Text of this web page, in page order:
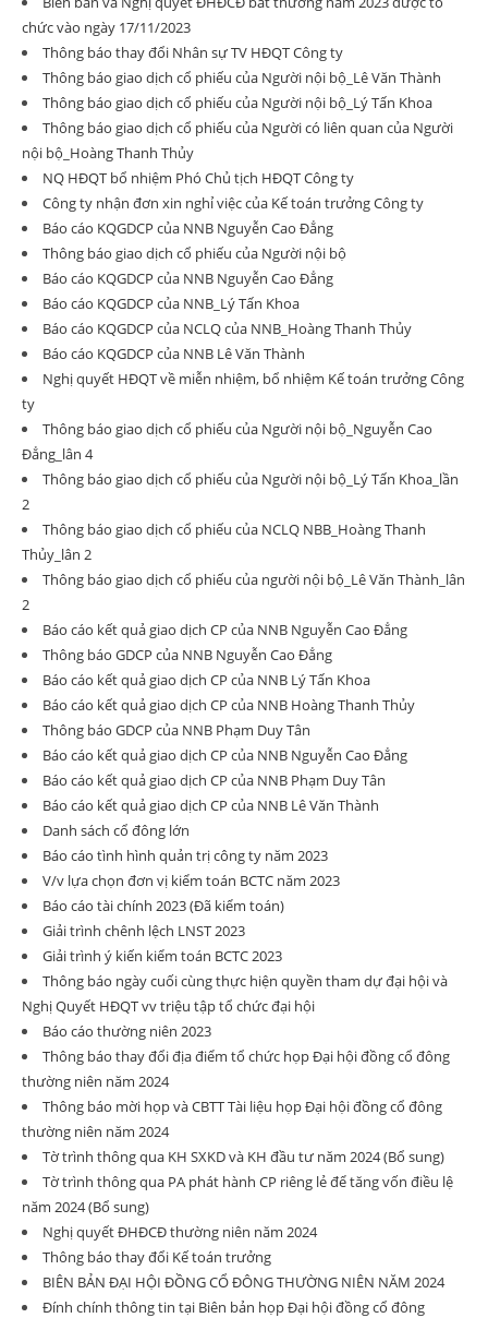
chức vào ngày 17/11/2023
Thông báo thay đổi Nhân sự TV HĐQT Công ty
Thông báo giao dịch cổ phiếu của Người nội bộ_Lê Văn Thành
Thông báo giao dịch cổ phiếu của Người nội bộ_Lý Tấn Khoa
Thông báo giao dịch cổ phiếu của Người có liên quan của Người
nội bộ_Hoàng Thanh Thủy
NQ HĐQT bổ nhiệm Phó Chủ tịch HĐQT Công ty
Công ty nhận đơn xin nghỉ việc của Kế toán trưởng Công ty
Báo cáo KQGDCP của NNB Nguyễn Cao Đẳng
Thông báo giao dịch cổ phiếu của Người nội bộ
Báo cáo KQGDCP của NNB Nguyễn Cao Đẳng
Báo cáo KQGDCP của NNB_Lý Tấn Khoa
Báo cáo KQGDCP của NCLQ của NNB_Hoàng Thanh Thủy
Báo cáo KQGDCP của NNB Lê Văn Thành
Nghị quyết HĐQT về miễn nhiệm, bổ nhiệm Kế toán trưởng Công
ty
Thông báo giao dịch cổ phiếu của Người nội bộ_Nguyễn Cao
Đẳng_lân 4
Thông báo giao dịch cổ phiếu của Người nội bộ_Lý Tấn Khoa_lần
2
Thông báo giao dịch cổ phiếu của NCLQ NBB_Hoàng Thanh
Thủy_lân 2
Thông báo giao dịch cổ phiếu của người nội bộ_Lê Văn Thành_lân
2
Báo cáo kết quả giao dịch CP của NNB Nguyễn Cao Đẳng
Thông báo GDCP của NNB Nguyễn Cao Đẳng
Báo cáo kết quả giao dịch CP của NNB Lý Tấn Khoa
Báo cáo kết quả giao dịch CP của NNB Hoàng Thanh Thủy
Thông báo GDCP của NNB Phạm Duy Tân
Báo cáo kết quả giao dịch CP của NNB Nguyễn Cao Đẳng
Báo cáo kết quả giao dịch CP của NNB Phạm Duy Tân
Báo cáo kết quả giao dịch CP của NNB Lê Văn Thành
Danh sách cổ đông lớn
Báo cáo tình hình quản trị công ty năm 2023
V/v lựa chọn đơn vị kiểm toán BCTC năm 2023
Báo cáo tài chính 2023 (Đã kiểm toán)
Giải trình chênh lệch LNST 2023
Giải trình ý kiến kiểm toán BCTC 2023
Thông báo ngày cuối cùng thực hiện quyền tham dự đại hội và
Nghị Quyết HĐQT vv triệu tập tổ chức đại hội
Báo cáo thường niên 2023
Thông báo thay đổi địa điểm tổ chức họp Đại hội đồng cổ đông
thường niên năm 2024
Thông báo mời họp và CBTT Tài liệu họp Đại hội đồng cổ đông
thường niên năm 2024
Tờ trình thông qua KH SXKD và KH đầu tư năm 2024 (Bổ sung)
Tờ trình thông qua PA phát hành CP riêng lẻ để tăng vốn điều lệ
năm 2024 (Bổ sung)
Nghị quyết ĐHĐCĐ thường niên năm 2024
Thông báo thay đổi Kế toán trưởng
BIÊN BẢN ĐẠI HỘI ĐỒNG CỔ ĐÔNG THƯỜNG NIÊN NĂM 2024
Đính chính thông tin tại Biên bản họp Đại hội đồng cổ đông